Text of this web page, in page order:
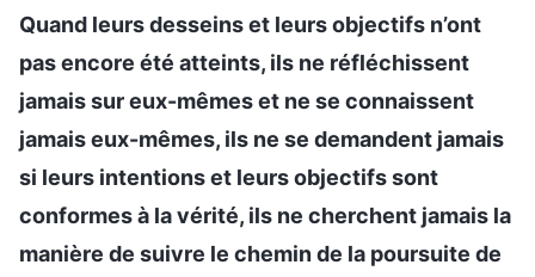
Quand leurs desseins et leurs objectifs n’ont
pas encore été atteints, ils ne réfléchissent
jamais sur eux-mêmes et ne se connaissent
jamais eux-mêmes, ils ne se demandent jamais
si leurs intentions et leurs objectifs sont
conformes à la vérité, ils ne cherchent jamais la
manière de suivre le chemin de la poursuite de